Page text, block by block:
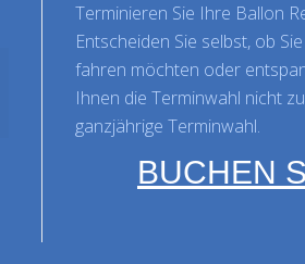
Terminieren Sie Ihre Ballon
Entscheiden Sie selbst, ob
fahren möchten oder
Ihnen die Terminwahl nicht
ganzjährige Terminwahl.
BUCHEN